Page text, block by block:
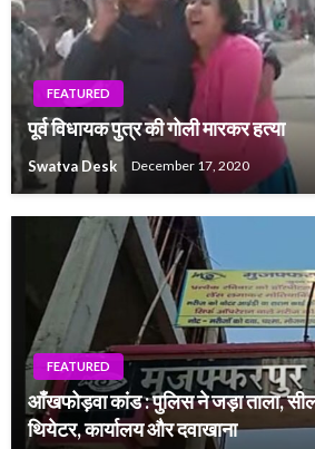
FEATURED
पूर्व विधायक पुत्र की गोली मारकर हत्या
Swatva Desk December 17, 2020
FEATURED
आँखफोड़वा कांड : पुलिस ने जड़ा ताला,
थियेटर, कार्यालय और दवाखाना